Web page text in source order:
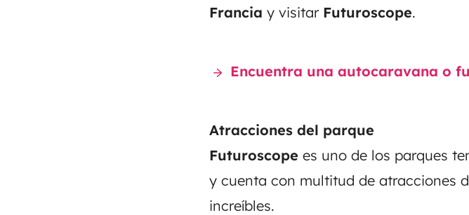
Francia y visitar Futuroscope.
Encuentra una autocaravana o
Atracciones del parque
Futuroscope es uno de los parques
y cuenta con multitud de atracciones
increíbles.